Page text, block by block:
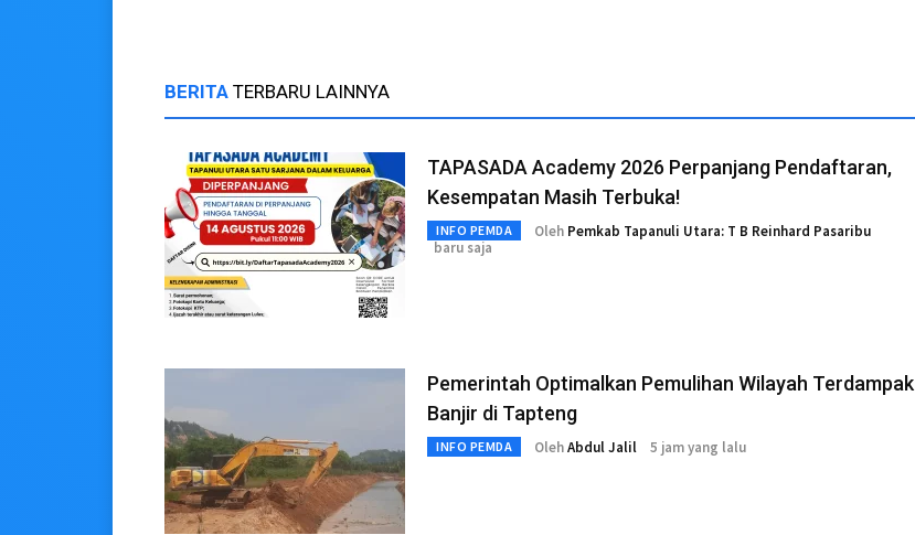
BERITA TERBARU LAINNYA
TAPASADA Academy 2026 Perpanjang Pendaftaran,
Kesempatan Masih Terbuka!
INFO PEMDA Oleh Pemkab Tapanuli Utara: T B Reinhard Pasaribu
baru saja
Pemerintah Optimalkan Pemulihan Wilayah Terdampak
Banjir di Tapteng
INFO PEMDA OlehAbdul Jalil 5 jam yang lalu